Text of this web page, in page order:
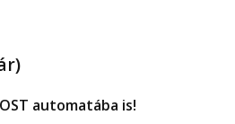
automatába is!